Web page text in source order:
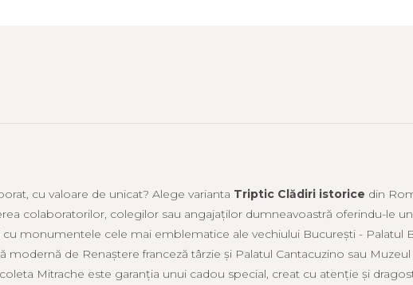
cu valoare de unicat? Alege varianta Triptic Clădiri istorice din
colaboratorilor, colegilor sau angajaților dumneavoastră oferindu-le
monumentele cele mai emblematice ale vechiului București - Palatul
modernă de Renaștere franceză târzie și Palatul Cantacuzino sau
Mitrache este garanția unui cadou special, creat cu atenție și